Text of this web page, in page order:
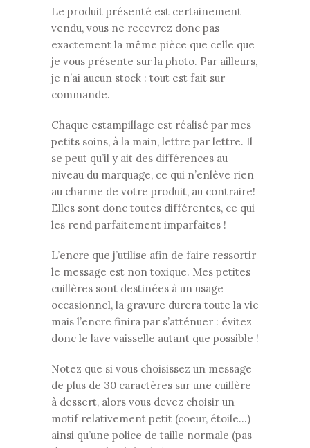
Le produit présenté est certainement
vendu, vous ne recevrez donc pas
exactement la même pièce que celle que
je vous présente sur la photo. Par ailleurs,
je n’ai aucun stock : tout est fait sur
commande.
Chaque estampillage est réalisé par mes
petits soins, à la main, lettre par lettre. Il
se peut qu’il y ait des différences au
niveau du marquage, ce qui n’enlève rien
au charme de votre produit, au contraire!
Elles sont donc toutes différentes, ce qui
les rend parfaitement imparfaites !
L’encre que j’utilise afin de faire ressortir
le message est non toxique. Mes petites
cuillères sont destinées à un usage
occasionnel, la gravure durera toute la vie
mais l’encre finira par s’atténuer : évitez
donc le lave vaisselle autant que possible !
Notez que si vous choisissez un message
de plus de 30 caractères sur une cuillère
à dessert, alors vous devez choisir un
motif relativement petit (coeur, étoile…)
ainsi qu’une police de taille normale (pas